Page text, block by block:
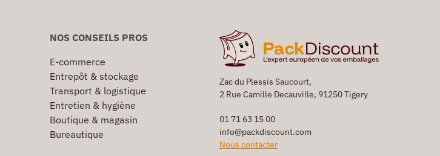
Zac du Plessis Saucourt,
2 Rue Camille Decauville, 91250 Tigery
01 71 63 15 00
info@packdiscount.com
Nous contacter
NOS CONSEILS PROS
E-commerce
Entrepôt & stockage
Transport & logistique
Entretien & hygiène
Boutique & magasin
Bureautique